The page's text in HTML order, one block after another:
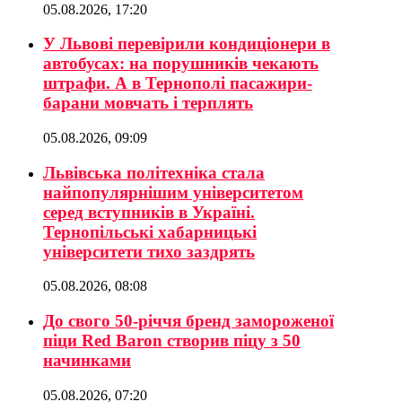
05.08.2026, 17:20
У Львові перевірили кондиціонери в
автобусах: на порушників чекають
штрафи. А в Тернополі пасажири-
барани мовчать і терплять
05.08.2026, 09:09
Львівська політехніка стала
найпопулярнішим університетом
серед вступників в Україні.
Тернопільські хабарницькі
університети тихо заздрять
05.08.2026, 08:08
До свого 50-річчя бренд замороженої
піци Red Baron створив піцу з 50
начинками
05.08.2026, 07:20